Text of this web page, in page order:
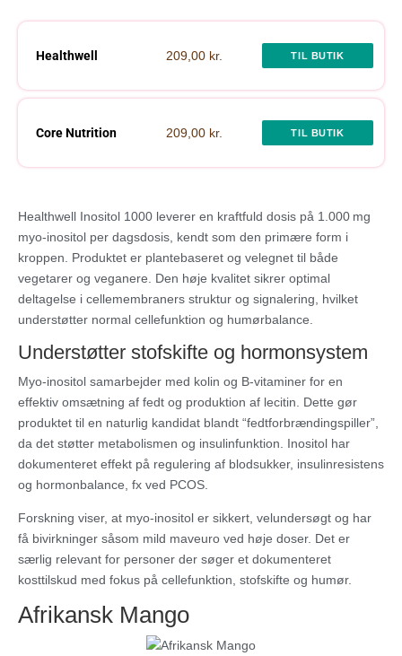
Healthwell 209,00 kr. TIL BUTIK
Core Nutrition 209,00 kr. TIL BUTIK
Healthwell Inositol 1000 leverer en kraftfuld dosis på 1.000 mg
myo‑inositol per dagsdosis, kendt som den primære form i
kroppen. Produktet er plantebaseret og velegnet til både
vegetarer og veganere. Den høje kvalitet sikrer optimal
deltagelse i cellemembraners struktur og signalering, hvilket
understøtter normal cellefunktion og humørbalance.
Understøtter stofskifte og hormonsystem
Myo‑inositol samarbejder med kolin og B‑vitaminer for en
effektiv omsætning af fedt og produktion af lecitin. Dette gør
produktet til en naturlig kandidat blandt “fedtforbrændingspiller”,
da det støtter metabolismen og insulinfunktion. Inositol har
dokumenteret effekt på regulering af blodsukker, insulinresistens
og hormonbalance, fx ved PCOS.
Forskning viser, at myo‑inositol er sikkert, velundersøgt og har
få bivirkninger såsom mild maveuro ved høje doser. Det er
særlig relevant for personer der søger et dokumenteret
kosttilskud med fokus på cellefunktion, stofskifte og humør.
Afrikansk Mango